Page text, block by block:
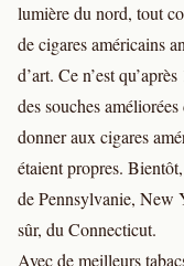
lumière du nord, tout
de cigares américains
d’art. Ce n’est
des souches
donner aux cigares
étaient propres.
de Pennsylvanie, New
sûr, du Connecticut.
Avec de meilleurs